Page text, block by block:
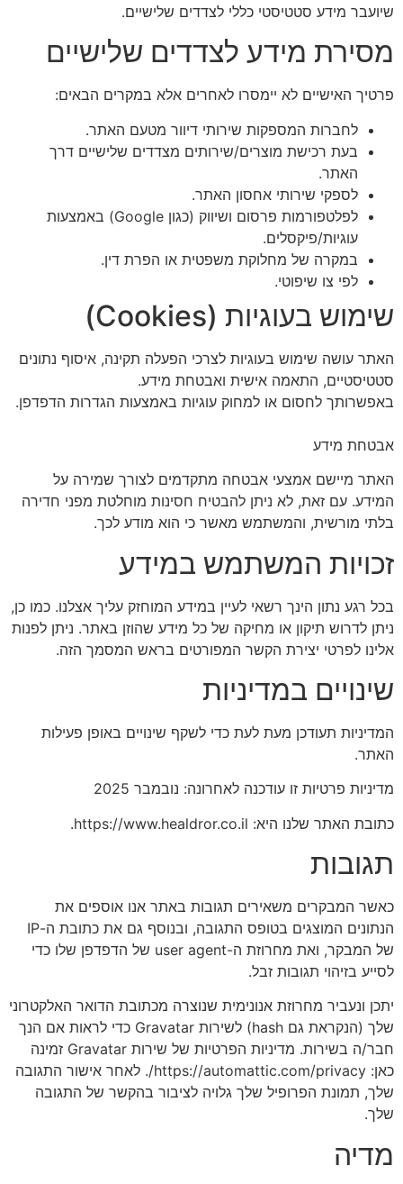
שיועבר מידע סטטיסטי כללי לצדדים שלישיים.
מסירת מידע לצדדים שלישיים
פרטיך האישיים לא יימסרו לאחרים אלא במקרים הבאים:​
לחברות המספקות שירותי דיוור מטעם האתר.
בעת רכישת מוצרים/שירותים מצדדים שלישיים דרך
האתר.
לספקי שירותי אחסון האתר.
לפלטפורמות פרסום ושיווק (כגון Google) באמצעות
עוגיות/פיקסלים.
במקרה של מחלוקת משפטית או הפרת דין.
לפי צו שיפוטי.
שימוש בעוגיות (Cookies)
האתר עושה שימוש בעוגיות לצרכי הפעלה תקינה, איסוף נתונים
סטטיסטיים, התאמה אישית ואבטחת מידע.
באפשרותך לחסום או למחוק עוגיות באמצעות הגדרות הדפדפן.
אבטחת מידע
האתר מיישם אמצעי אבטחה מתקדמים לצורך שמירה על
המידע. עם זאת, לא ניתן להבטיח חסינות מוחלטת מפני חדירה
בלתי מורשית, והמשתמש מאשר כי הוא מודע לכך.
זכויות המשתמש במידע
בכל רגע נתון הינך רשאי לעיין במידע המוחזק עליך אצלנו. כמו כן,
ניתן לדרוש תיקון או מחיקה של כל מידע שהוזן באתר. ניתן לפנות
אלינו לפרטי יצירת הקשר המפורטים בראש המסמך הזה.
שינויים במדיניות
המדיניות תעודכן מעת לעת כדי לשקף שינויים באופן פעילות
האתר.
מדיניות פרטיות זו עודכנה לאחרונה: נובמבר 2025
כתובת האתר שלנו היא: https://www.healdror.co.il.
תגובות
כאשר המבקרים משאירים תגובות באתר אנו אוספים את
הנתונים המוצגים בטופס התגובה, ובנוסף גם את כתובת ה-IP
של המבקר, ואת מחרוזת ה-user agent של הדפדפן שלו כדי
לסייע בזיהוי תגובות זבל.
יתכן ונעביר מחרוזת אנונימית שנוצרה מכתובת הדואר האלקטרוני
שלך (הנקראת גם hash) לשירות Gravatar כדי לראות אם הנך
חבר/ה בשירות. מדיניות הפרטיות של שירות Gravatar זמינה
כאן: https://automattic.com/privacy/. לאחר אישור התגובה
שלך, תמונת הפרופיל שלך גלויה לציבור בהקשר של התגובה
שלך.
מדיה